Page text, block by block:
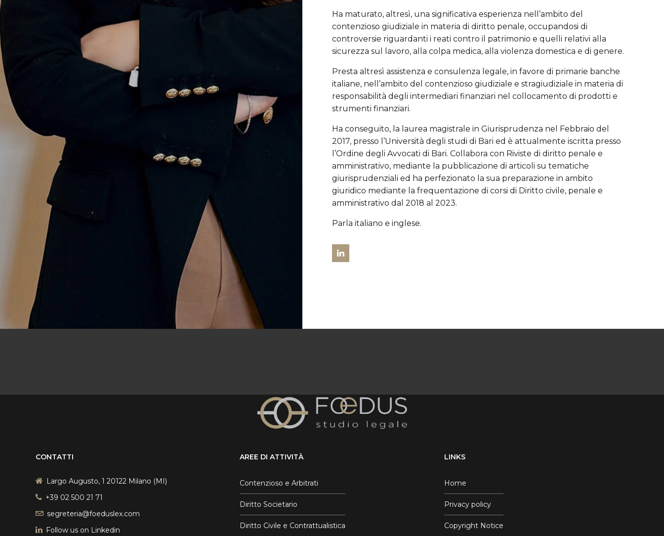
Ha maturato, altresì, una significativa esperienza nell’ambito del
contenzioso giudiziale in materia di diritto penale, occupandosi di
controversie riguardanti i reati contro il patrimonio e quelli relativi alla
sicurezza sul lavoro, alla colpa medica, alla violenza domestica e di genere.
Presta altresì assistenza e consulenza legale, in favore di primarie banche
italiane, nell’ambito del contenzioso giudiziale e stragiudiziale in materia di
responsabilità degli intermediari finanziari nel collocamento di prodotti e
strumenti finanziari.
Ha conseguito, la laurea magistrale in Giurisprudenza nel Febbraio del
2017, presso l’Università degli studi di Bari ed è attualmente iscritta presso
l’Ordine degli Avvocati di Bari. Collabora con Riviste di diritto penale e
amministrativo, mediante la pubblicazione di articoli su tematiche
giurisprudenziali ed ha perfezionato la sua preparazione in ambito
giuridico mediante la frequentazione di corsi di Diritto civile, penale e
amministrativo dal 2018 al 2023.
Parla italiano e inglese.
CONTATTI
Largo Augusto, 1 20122 Milano (MI)
+39 02 500 21 71
segreteria@foeduslex.com
Follow us on Linkedin
AREE DI ATTIVITÀ
Contenzioso e Arbitrati
Diritto Societario
Diritto Civile e Contrattualistica
LINKS
Home
Privacy policy
Copyright Notice